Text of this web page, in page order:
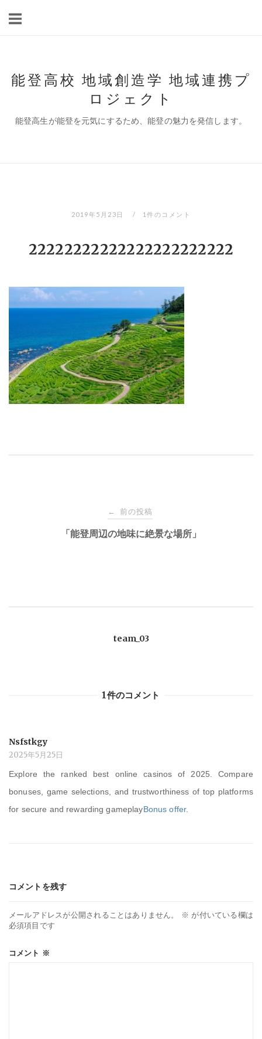
能登高校 地域創造学 地域連携プ
ロジェクト
能登高生が能登を元気にするため、能登の魅力を発信します。
2019年5月23日 1件のコメント
22222222222222222222222
ン
← 前の投稿
「能登周辺の地味に絶景な場所」
team_03
1件のコメント
Nsfstkgy
2025年5月25日
Explore the ranked best online casinos of 2025. Compare
bonuses, game selections, and trustworthiness of top platforms
for secure and rewarding gameplayBonus offer.
コメントを残す
メールアドレスが公開されることはありません。 ※ が付いている欄は
必須項目です
コメント ※